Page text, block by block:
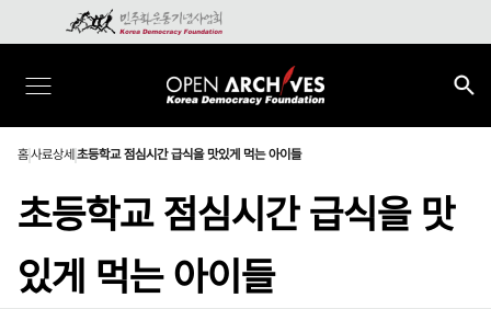
홈사료상세 초등학교 점심시간 급식을 맛있게 먹는 아이들
초등학교 점심시간 급식을 맛
있게 먹는 아이들